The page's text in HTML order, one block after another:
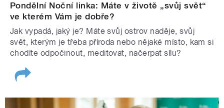
Pondělní Noční linka: Máte v životě „svůj svět“
ve kterém Vám je dobře?
Jak vypadá, jaký je? Máte svůj ostrov naděje, svůj
svět, kterým je třeba příroda nebo nějaké místo, kam si
chodíte odpočinout, meditovat, načerpat sílu?